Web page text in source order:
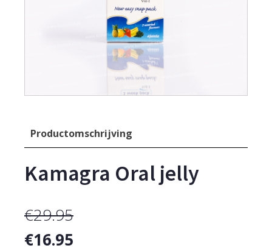
Productomschrijving
Kamagra Oral jelly
€29.95
Oorspronkelijke
€16.95